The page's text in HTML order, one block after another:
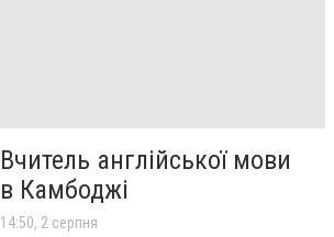
Вчитель англійської мови
в Камбоджі
14:50, 2 серпня